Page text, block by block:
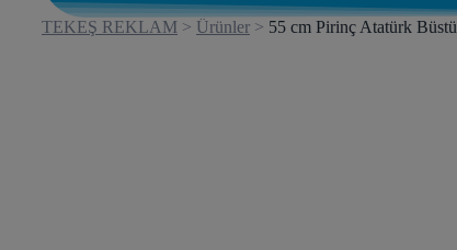
TEKEŞ REKLAM > Ürünler > 55 cm Pirinç Atatürk Büstü